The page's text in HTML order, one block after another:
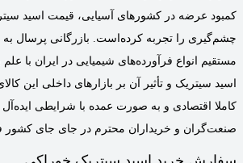
کمبود عرضه در کشورهای آسیایی، قیمت اسید
چشم‌گیری را تجربه کرده‌است. بازرگانی پرسال به
مستقیم انواع فرآورده‌های شیمیایی در ایران با علم
اسید سیتریک و تأثیر آن بر بازارهای داخلی این
کاملا اقتصادی و به صورت عمده با شرایطی ایده‌آل
صنعت‌گران و خریداران محترم در جای‌ جای کشور